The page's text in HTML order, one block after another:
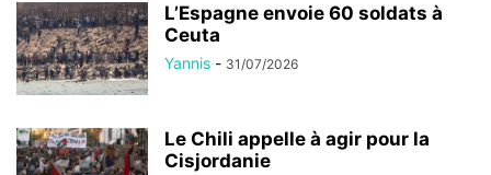
L’Espagne envoie 60 soldats à
Ceuta
Yannis - 31/07/2026
Le Chili appelle à agir pour la
Cisjordanie